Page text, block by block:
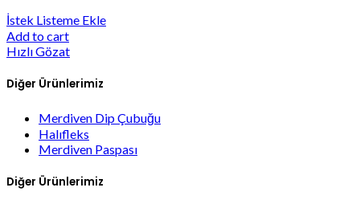
İstek Listeme Ekle
Add to cart
Hızlı Gözat
Diğer Ürünlerimiz
Merdiven Dip Çubuğu
Halıfleks
Merdiven Paspası
Diğer Ürünlerimiz